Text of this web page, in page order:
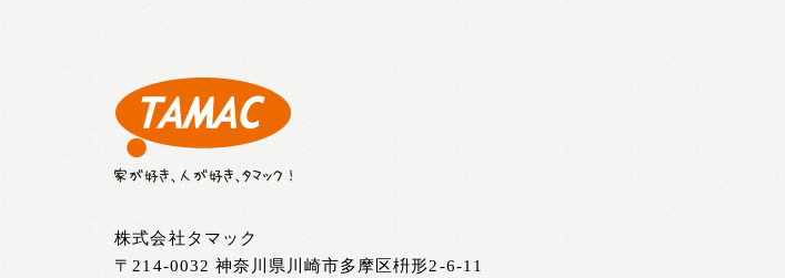
株式会社タマック
〒214-0032 神奈川県川崎市多摩区枡形2-6-11